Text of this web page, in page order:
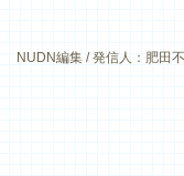
NUDN編集 / 発信人：肥田